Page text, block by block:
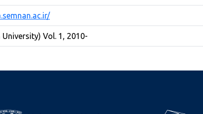
University) Vol. 1, 2010-